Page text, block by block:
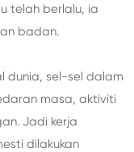
telah berlalu, ia
badan.
dunia, sel-sel dalam
masa, aktiviti
Jadi kerja
dilakukan